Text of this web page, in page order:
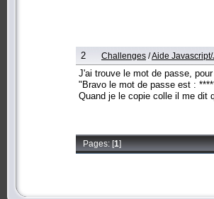
2 Challenges /Aide Javascript/
J'ai trouve le mot de passe,
"Bravo le mot de passe est :
Quand je le copie colle il me dit
Pages: [1]